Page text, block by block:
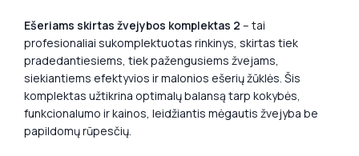
Ešeriams skirtas žvejybos komplektas 2 – tai
profesionaliai sukomplektuotas rinkinys, skirtas tiek
pradedantiesiems, tiek pažengusiems žvejams,
siekiantiems efektyvios ir malonios ešerių žūklės. Šis
komplektas užtikrina optimalų balansą tarp kokybės,
funkcionalumo ir kainos, leidžiantis mėgautis žvejyba be
papildomų rūpesčių.